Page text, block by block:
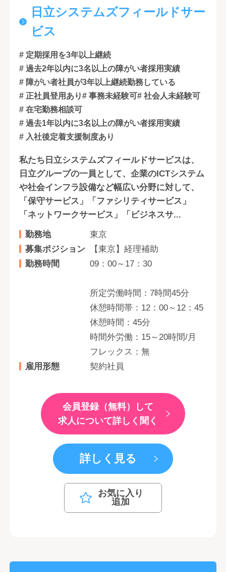
日立システムズフィールドサー
ビス
# 定期採用を3年以上継続
# 過去2年以内に3名以上の障がい者採用実績
# 障がい者社員が3年以上継続勤務している
# 正社員登用あり# 事務未経験可# 社会人未経験可
# 在宅勤務相談可
# 過去1年以内に3名以上の障がい者採用実績
# 入社後定着支援制度あり
私たち日立システムズフィールドサービスは、
日立グループの一員として、企業のICTシステム
や社会インフラ設備など幅広い分野に対して、
「保守サービス」「ファシリティサービス」
「ネットワークサービス」「ビジネスサ...
勤務地
東京
募集ポジション
【東京】経理補助
勤務時間
09：00～17：30
所定労働時間：7時間45分
休憩時間帯：12：00～12：45
休憩時間：45分
時間外労働：15～20時間/月
フレックス：無
雇用形態
契約社員
会員登録（無料）して
求人について詳しく聞く
詳しく見る
お気に入り
追加